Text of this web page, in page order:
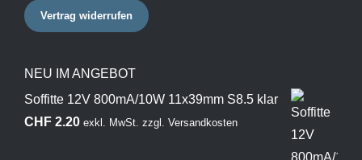
Vertrag widerrufen
NEU IM ANGEBOT
Soffitte 12V 800mA/10W 11x39mm S8.5 klar
CHF2.20 exkl. MwSt. zzgl. Versandkosten